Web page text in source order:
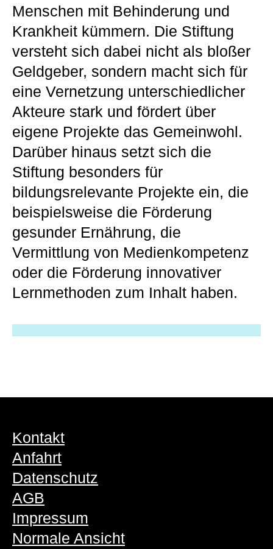
Menschen mit Behinderung und
Krankheit kümmern. Die Stiftung
versteht sich dabei nicht als bloßer
Geldgeber, sondern macht sich für
eine Vernetzung unterschiedlicher
Akteure stark und fördert über
eigene Projekte das Gemeinwohl.
Darüber hinaus setzt sich die
Stiftung besonders für
bildungsrelevante Projekte ein, die
beispielsweise die Förderung
gesunder Ernährung, die
Vermittlung von Medienkompetenz
oder die Förderung innovativer
Lernmethoden zum Inhalt haben.
Kontakt
Anfahrt
Datenschutz
AGB
Impressum
Normale Ansicht